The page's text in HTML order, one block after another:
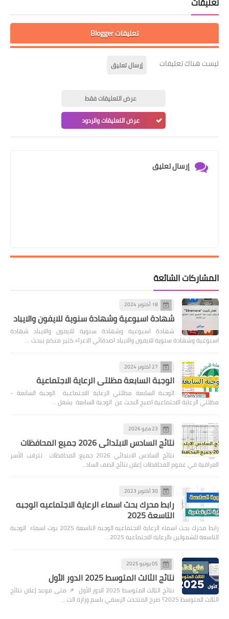
تعليقات Blogger
ليست هناك تعليقات إرسال تعليق
عرض التعليقات فقط
عرض التعليقات والردود
إرسال تعليق
المشاركات الشائعة
18 أكتوبر 2024
شهادة اسبوعية وشهادة سنوية للايفون والايباد
شهادة اسبوعية وشهادة سنوية للايفون والايباد شهادة
اسبوعية وشهادة سنوية للايفون والايباد اصدقائي الاعزاء كثير منكم يبحث …
27 أكتوبر 2024
الوجبة السابعة مظلتي الرعاية الاجتماعية
الوجبة السابعة مظلتي الرعاية الاجتماعية الوجبة السابعة -
مظلتي الرعاية الاجتماعية اصبح البحث عن الوجبة السابعة يشغل …
23 مايو 2026
نتائج السادس الابتدائي 2026 جميع المحافظات
نتائج السادس الابتدائي 2026 جميع المحافظات تترقب الأسر
العراقية في عموم المحافظات إعلان نتائج الصف الساد…
30 أكتوبر 2023
رابط محرك بحث اسماء الرعاية الاجتماعيه الوجبه
التاسعة 2025
رابط محرك بحث اسماء الرعاية الاجتماعيه الوجبه التاسعة 2025 بوت اسماء الوجبة
التاسعة للشمولين بالرعاية الاجتماعية 2025…
05 يونيو 2025
نتائج الثالث المتوسط 2025 الدور الأول
نتائج الثالث المتوسط 2025 الدور الأول 📌 متى موعد إعلان نتائج
الثالث المتوسط 2025؟ صرح المتحدث الرسمي باسم وزارة الت…